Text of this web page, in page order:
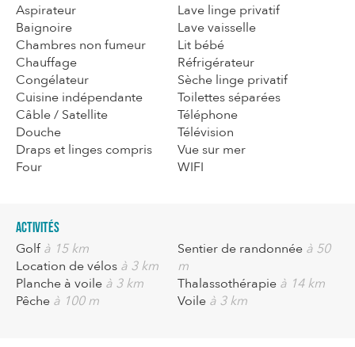
Aspirateur
Baignoire
Chambres non fumeur
Chauffage
Congélateur
Cuisine indépendante
Câble / Satellite
Douche
Draps et linges compris
Four
Lave linge privatif
Lave vaisselle
Lit bébé
Réfrigérateur
Sèche linge privatif
Toilettes séparées
Téléphone
Télévision
Vue sur mer
WIFI
Activités
Golf à 15 km
Location de vélos à 3 km
Planche à voile à 3 km
Pêche à 100 m
Sentier de randonnée à 50
m
Thalassothérapie à 14 km
Voile à 3 km